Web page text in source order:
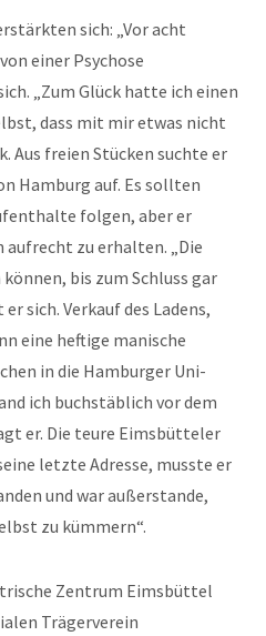
sich: „Vor acht
einer Psychose
„Zum Glück hatte ich einen
dass mit mir etwas nicht
Aus freien Stücken suchte er
Hamburg auf. Es sollten
folgen, aber er
aufrecht zu erhalten. „Die
bis zum Schluss gar
sich. Verkauf des Ladens,
eine heftige manische
in die Hamburger Uni-
ich buchstäblich vor dem
er. Die teure Eimsbütteler
letzte Adresse, musste er
und war außerstande,
zu kümmern“.
Zentrum Eimsbüttel
Trägerverein